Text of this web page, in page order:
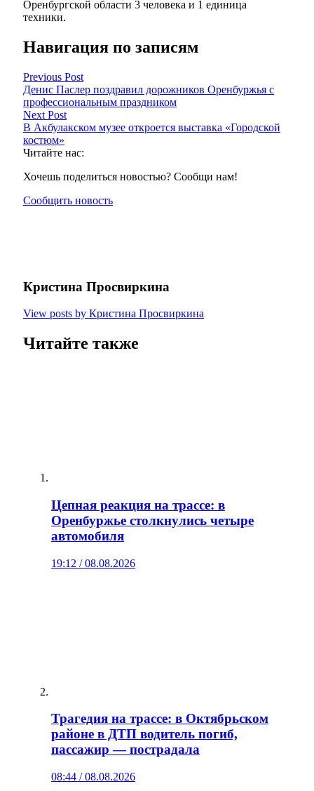
Оренбургской области 3 человека и 1 единица
техники.
Навигация по записям
Previous Post
Денис Паслер поздравил дорожников Оренбуржья с
профессиональным праздником
Next Post
В Акбулакском музее откроется выставка «Городской
костюм»
Читайте нас:
Хочешь поделиться новостью? Сообщи нам!
Сообщить новость
Кристина Просвиркина
View posts by Кристина Просвиркина
Читайте также
Цепная реакция на трассе: в
Оренбуржье столкнулись четыре
автомобиля
19:12 / 08.08.2026
Трагедия на трассе: в Октябрьском
районе в ДТП водитель погиб,
пассажир — пострадала
08:44 / 08.08.2026